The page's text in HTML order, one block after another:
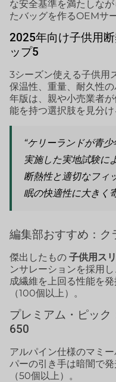
な安全基準を満たしな
たバッグを作るOEMサ
2025年向け子供用
ップ5
3シーズン使える子供用
保温性、重量、耐久性
年版は、親や小売業者
能を持つ選択肢を見分け
“ケリーランドが青
実施した実地試験に
断熱性と適切なフィ
眠の快適性に大きく
編集部おすすめ：ク
傑出したもの 子供用ス
ンサレーションを採用
成繊維を上回る性能を
（100個以上）。
プレミアム・ピック
650
アルパイン仕様のマミ
パーの引き手は暗闇で
（50個以上）。